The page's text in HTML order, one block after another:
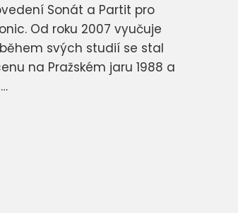
Sonát a Partit pro
Od roku 2007 vyučuje
svých studií se stal
na Pražském jaru 1988 a